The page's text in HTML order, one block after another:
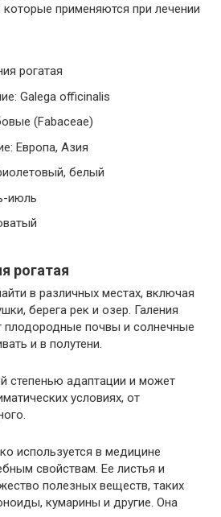
которые применяются при лечении
рогатая
Galega officinalis
(Fabaceae)
Европа, Азия
белый
июль
рогатая
в различных местах, включая
берега рек и озер. Галения
плодородные почвы и солнечные
и в полутени.
степенью адаптации и может
условиях, от
используется в медицине
свойствам. Ее листья и
полезных веществ, таких
кумарины и другие. Она